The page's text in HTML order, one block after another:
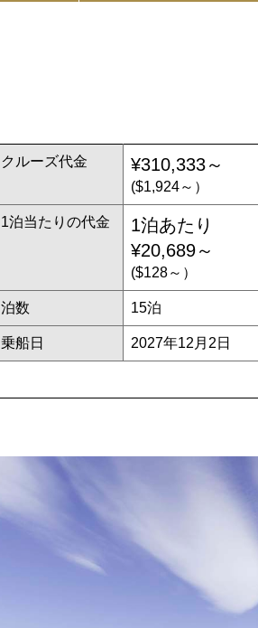
クルーズ代金 ¥310,333～
($1,924～）
1泊当たりの代金
1泊あたり
¥20,689～
($128～）
泊数 15泊
乗船日 2027年12月2日